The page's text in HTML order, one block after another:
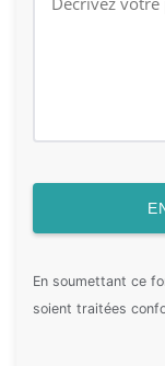
En soumettant ce
soient traitées